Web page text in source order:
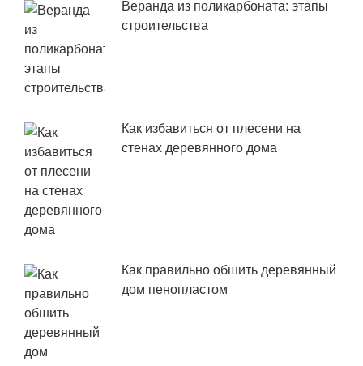
Веранда из поликарбоната: этапы
строительства
Как избавиться от плесени на
стенах деревянного дома
Как правильно обшить деревянный
дом пенопластом